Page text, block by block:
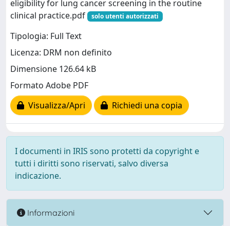
eligibility for lung cancer screening in the routine
clinical practice.pdf
solo utenti autorizzati
Tipologia: Full Text
Licenza: DRM non definito
Dimensione 126.64 kB
Formato Adobe PDF
Visualizza/Apri
Richiedi una copia
I documenti in IRIS sono protetti da copyright e
tutti i diritti sono riservati, salvo diversa
indicazione.
Informazioni